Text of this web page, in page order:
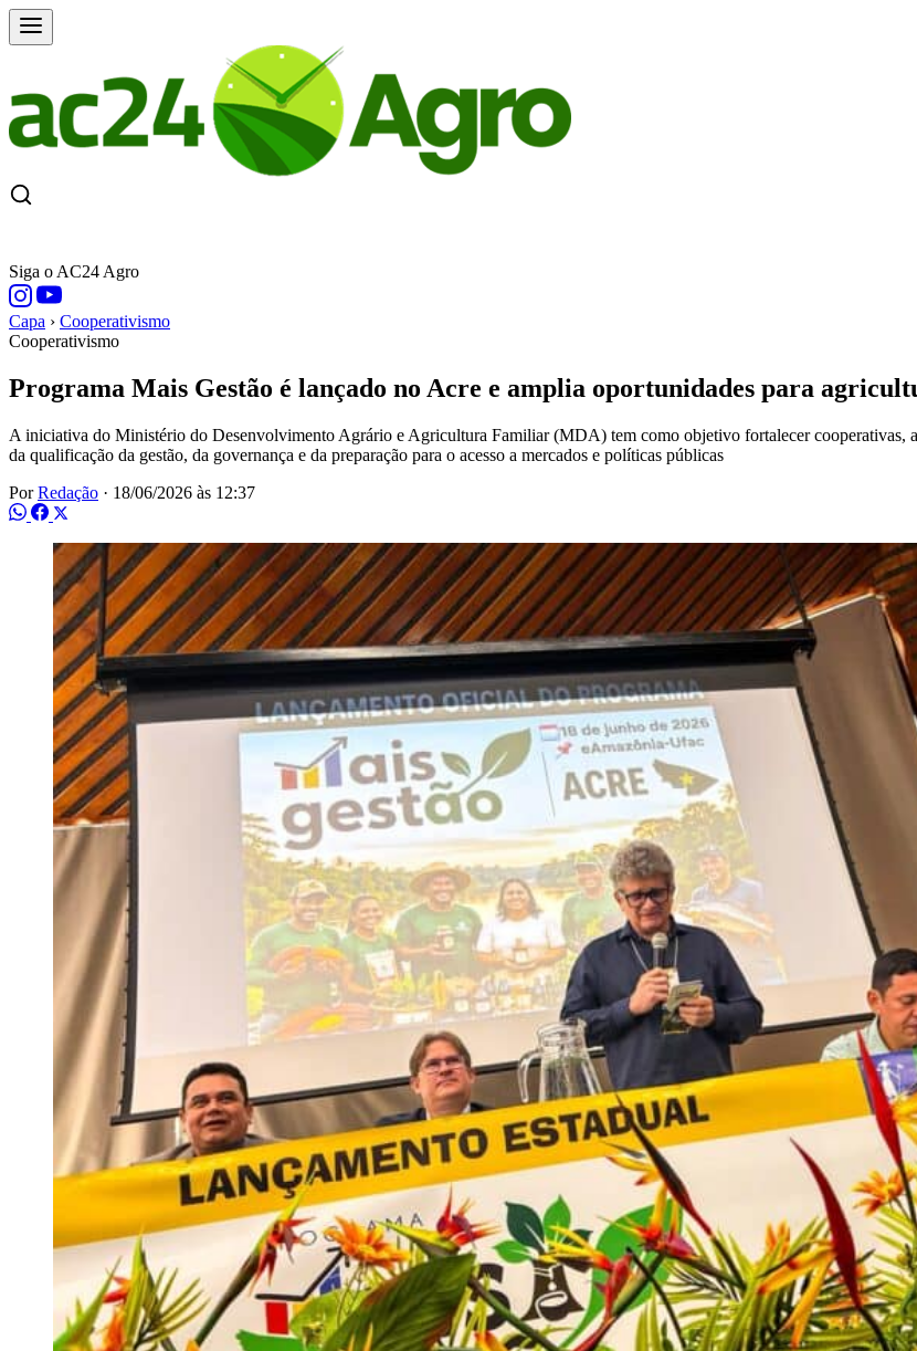
Siga o AC24 Agro
Capa › Cooperativismo
Cooperativismo
Programa Mais Gestão é lançado no Acre e amplia oportunidades para
A iniciativa do Ministério do Desenvolvimento Agrário e Agricultura Familiar (MDA) tem como objetivo fortalecer cooperativas,
da qualificação da gestão, da governança e da preparação para o acesso a mercados e políticas públicas
PorRedação · 18/06/2026 às 12:37